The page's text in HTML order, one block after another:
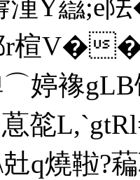
夀湩Y羉
r楦V�
⌒婷襐
蒠旕
q燒鞡?